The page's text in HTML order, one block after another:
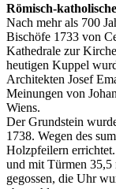
Römisch-
Nach mehr als 700
Bischöfe 1733 von
Kathedrale zur
heutigen Kuppel
Architekten Josef
Meinungen von
Wiens.
Der Grundstein
1738. Wegen des
Holzpfeilern
und mit Türmen 35,5
gegossen, die Uhr